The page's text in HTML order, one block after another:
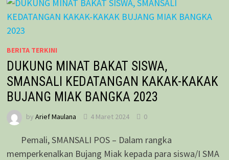
BERITA TERKINI
DUKUNG MINAT BAKAT SISWA,
SMANSALI KEDATANGAN KAKAK-KAKAK
BUJANG MIAK BANGKA 2023
by Arief Maulana 4 Maret 2024 0
Pemali, SMANSALI POS – Dalam rangka
memperkenalkan Bujang Miak kepada para siswa/I SMA